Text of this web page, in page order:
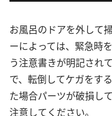
お風呂のドアを外して
ーによっては、緊急時
う注意書きが明記され
で、転倒してケガをす
た場合パーツが破損し
注意してください。